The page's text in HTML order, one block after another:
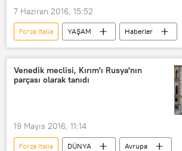
7 Haziran 2016, 15:52
Forza Italia YAŞAM
Haberler
İtalya
Silvio Berlusconi
Venedik meclisi, Kırım'ı Rusya'nın
parçası olarak tanıdı
19 Mayıs 2016, 11:14
Forza Italia DÜNYA
Avrupa